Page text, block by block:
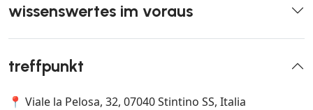
wissenswertes im voraus
treffpunkt
📍 Viale la Pelosa, 32, 07040 Stintino SS, Italia